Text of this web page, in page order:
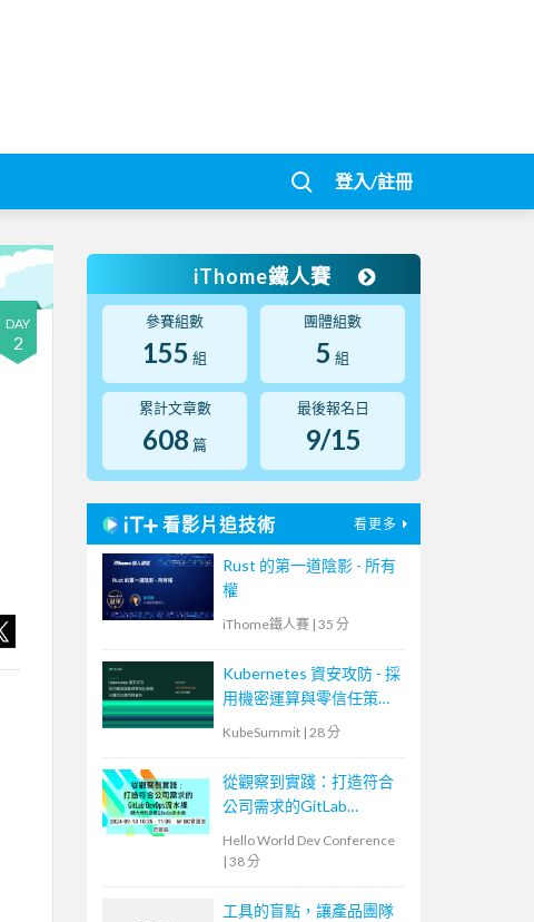
登入/註冊
DAY
2
iThome鐵人賽
參賽組數
155 組
團體組數
5 組
累計文章數
608 篇
最後報名日
9/15
看影片追技術 看更多
Rust 的第一道陰影 - 所有
權
iThome鐵人賽 | 35 分
Kubernetes 資安攻防 - 採
用機密運算與零信任策
略，守護您的應用
KubeSummit | 28 分
從觀察到實踐：打造符合
公司需求的GitLab
Hello World Dev Conference
| 38 分
工具的盲點，讓產品團隊